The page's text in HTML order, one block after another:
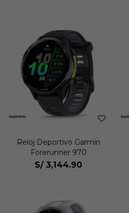
Reloj Deportivo Garmin
Forerunner 970
S/ 3,144.90